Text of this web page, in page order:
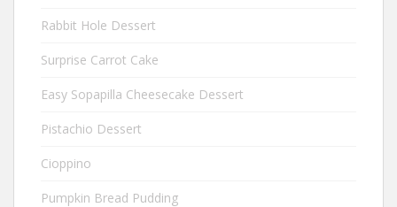
Rabbit Hole Dessert
Surprise Carrot Cake
Easy Sopapilla Cheesecake Dessert
Pistachio Dessert
Cioppino
Pumpkin Bread Pudding